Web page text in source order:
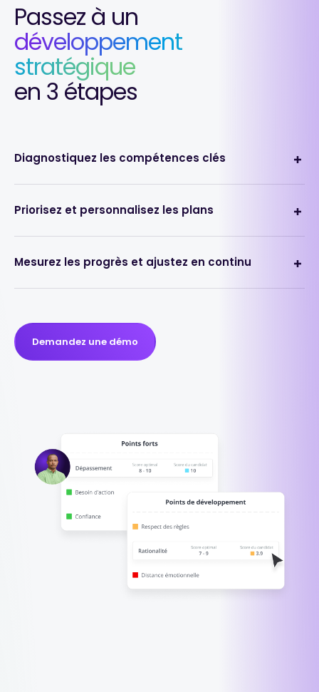
Passez à un
développement
stratégique
en 3 étapes
Diagnostiquez les compétences clés
Priorisez et personnalisez les plans
Mesurez les progrès et ajustez en continu
Demandez une démo